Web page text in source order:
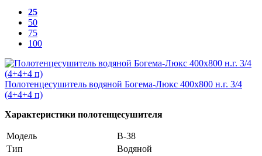
25
50
75
100
Полотенцесушитель водяной Богема-Люкс 400х800 н.г. 3/4
(4+4+4 п)
Характеристики полотенцесушителя
Модель
В-38
Тип
Водяной